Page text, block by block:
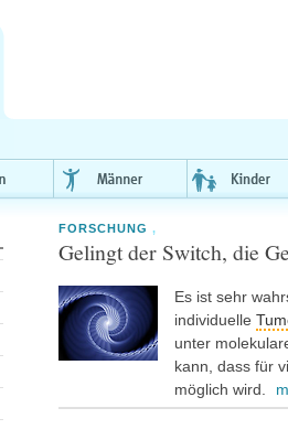
FORSCHUNG ,
Gelingt der Switch, die
Es ist sehr
individuelle
unter
kann, dass für
möglich wird.